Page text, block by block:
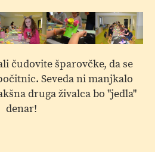
čudovite šparovčke, da se
Seveda ni manjkalo
druga živalca bo "jedla"
denar!